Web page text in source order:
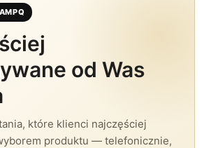
od Was
które klienci najczęściej
produktu — telefonicznie,